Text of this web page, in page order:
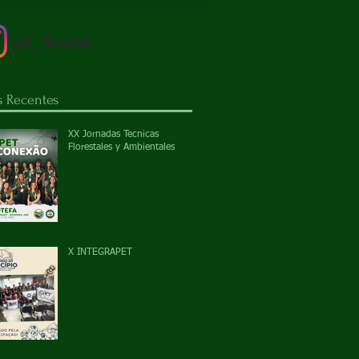
pet_ florestal
Recentes
XX Jornadas Tecnicas
Florestales y Ambientales
X INTEGRAPET